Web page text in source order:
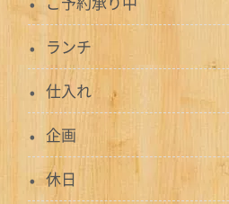
ランチ
仕入れ
企画
休日